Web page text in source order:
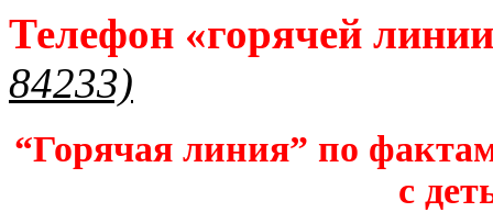
Телефон «горячей
84233)
“Горячая линия” по
с